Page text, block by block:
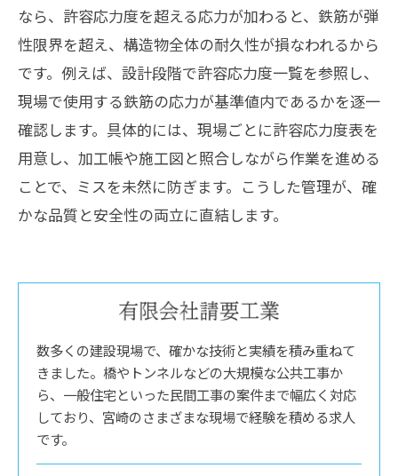
なら、許容応力度を超える応力が加わると、鉄筋が弾
性限界を超え、構造物全体の耐久性が損なわれるから
です。例えば、設計段階で許容応力度一覧を参照し、
現場で使用する鉄筋の応力が基準値内であるかを逐一
確認します。具体的には、現場ごとに許容応力度表を
用意し、加工帳や施工図と照合しながら作業を進める
ことで、ミスを未然に防ぎます。こうした管理が、確
かな品質と安全性の両立に直結します。
数多くの建設現場で、確かな技術と実績を積み重ねて
きました。橋やトンネルなどの大規模な公共工事か
ら、一般住宅といった民間工事の案件まで幅広く対応
しており、宮崎のさまざまな現場で経験を積める求人
です。